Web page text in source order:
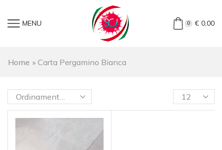
MENU 0 €0,00
Home » Carta Pergamino Bianca